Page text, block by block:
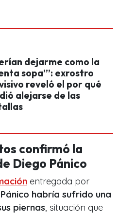
dejarme como la
sopa’”: exrostro
reveló el por qué
alejarse de las
confirmó la
Diego Pánico
entregada por
habría sufrido una
piernas, situación que